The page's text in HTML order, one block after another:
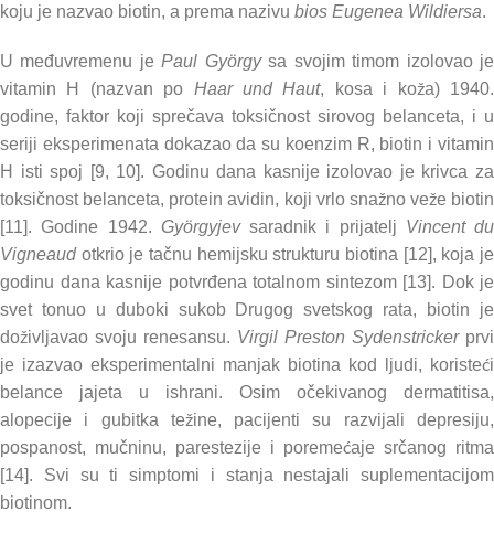
koju je nazvao biotin, a prema nazivu bios Eugenea Wildiersa.
U međuvremenu jePaul Györgysa svojim timom izolovao je
vitamin H (nazvan po Haar und Haut, kosa i koža) 1940.
godine, faktor koji sprečava toksičnost sirovog belanceta, i u
seriji eksperimenata dokazao da su koenzim R, biotin i vitamin
H isti spoj [9, 10]. Godinu dana kasnije izolovao je krivca za
toksičnost belanceta, protein avidin, koji vrlo snažno veže biotin
[11]. Godine 1942. Györgyjevsaradnik i prijatelj Vincent du
Vigneaudotkrio je tačnu hemijsku strukturu biotina [12], koja je
godinu dana kasnije potvrđena totalnom sintezom [13]. Dok je
svet tonuo u duboki sukob Drugog svetskog rata, biotin je
doživljavao svoju renesansu. Virgil Preston Sydenstrickerprvi
je izazvao eksperimentalni manjak biotina kod ljudi, koristeći
belance jajeta u ishrani. Osim očekivanog dermatitisa,
alopecije i gubitka težine, pacijenti su razvijali depresiju,
pospanost, mučninu, parestezije i poremećaje srčanog ritma
[14]. Svi su ti simptomi i stanja nestajali suplementacijom
biotinom.